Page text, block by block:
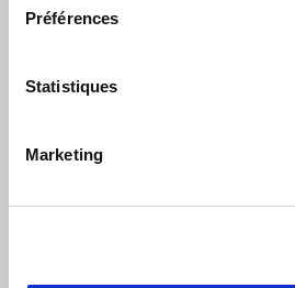
Préférences
Statistiques
Marketing
Précédent